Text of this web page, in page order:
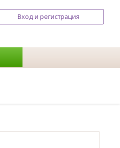
Вход и регистрация